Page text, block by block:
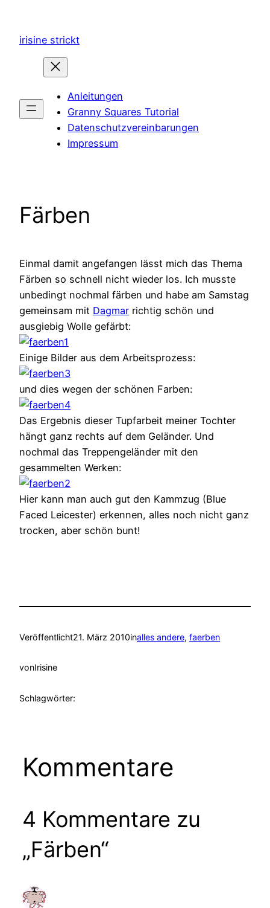
springen
irisine strickt
Anleitungen
Granny Squares Tutorial
Datenschutzvereinbarungen
Impressum
Färben
Einmal damit angefangen lässt mich das Thema
Färben so schnell nicht wieder los. Ich musste
unbedingt nochmal färben und habe am Samstag
gemeinsam mit Dagmar richtig schön und
ausgiebig Wolle gefärbt:
Einige Bilder aus dem Arbeitsprozess:
und dies wegen der schönen Farben:
Das Ergebnis dieser Tupfarbeit meiner Tochter
hängt ganz rechts auf dem Geländer. Und
nochmal das Treppengeländer mit den
gesammelten Werken:
Hier kann man auch gut den Kammzug (Blue
Faced Leicester) erkennen, alles noch nicht ganz
trocken, aber schön bunt!
Veröffentlicht21. März 2010inalles andere, faerben
vonIrisine
Schlagwörter:
Kommentare
4 Kommentare zu
„Färben“